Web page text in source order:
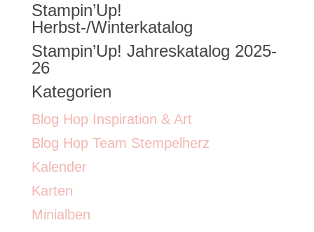
nach:
Stampin’Up!
Herbst-/Winterkatalog
Stampin’Up! Jahreskatalog 2025-
26
Kategorien
Blog Hop Inspiration & Art
Blog Hop Team Stempelherz
Kalender
Karten
Minialben